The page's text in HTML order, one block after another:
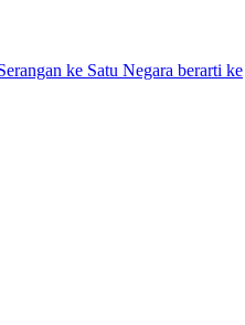
ke Satu Negara berarti ke